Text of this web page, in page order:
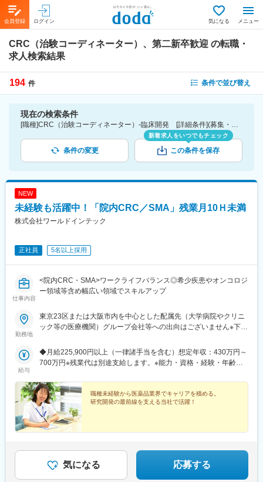
会員登録 ログイン 気になる メニュー
CRC（治験コーディネーター）、第二新卒歓迎 の転職・
求人検索結果
194 件 条件で並び替え
現在の検索条件
[職種]CRC（治験コーディネーター）-臨床開発 [詳細条件](募集・採用情報)第二新卒歓迎
条件の変更
新着求人をいつでもチェック
この条件を保存
NEW
未経験も活躍中！「院内CRC／SMA」残業月10Ｈ未満
株式会社ワールドインテック
正社員 5名以上採用
仕事内容
<院内CRC・SMA>ワークライフバランス◎希少疾患やオンコロジ
ー領域等含め幅広い領域でスキルアップ
勤務地
東京23区または大阪市内を中心とした配属先（大学病院やクリニ
ック等の医療機関）グループ会社等への出向はございません※下記
県・神奈川県・福島県・京都府・兵庫県・和歌山県・福岡県）
R&D事業部 臨床開発グループ【東京営業所】東京都港区東新橋
江2-2-18 ワールドホールディングス北堀江4F
給与
◆月給225,900円以上（一律諸手当を含む）想定年収：430万円～
700万円※残業代は別途支給します。※能力・資格・経験・年齢な
職種未経験から医薬品業界でキャリアを積める。
研究開発の最前線を支える当社で活躍！
気になる 応募する